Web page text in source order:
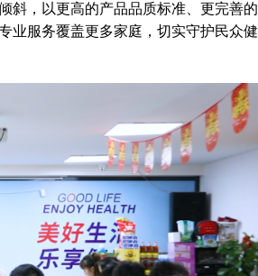
斜，以更高的产品品质标准、更完善的
业服务覆盖更多家庭，切实守护民众健